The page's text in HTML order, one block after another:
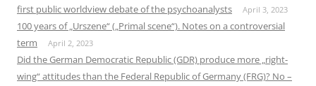
first public worldview debate of the psychoanalysts
April 3, 2023
100 years of „Urszene“ („Primal scene“). Notes on a controversial
term
April 2, 2023
Did the German Democratic Republic (GDR) produce more „right-
wing“ attitudes than the Federal Republic of Germany (FRG)? No –